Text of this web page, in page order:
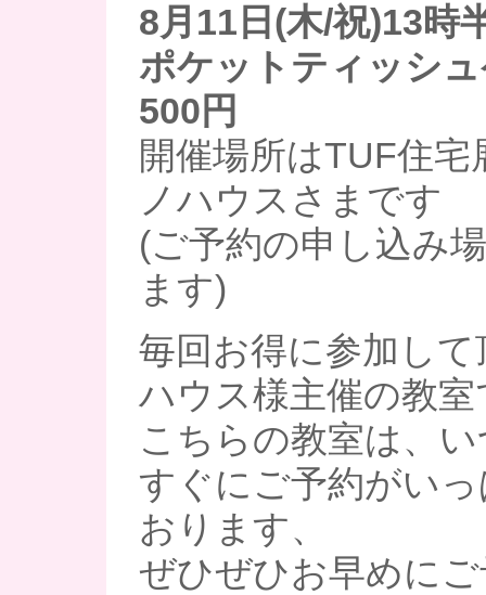
8月11日(木/祝)13時
ポケットティッシ
500円
開催場所はTUF住
ノハウスさまです
(ご予約の申し込み
ます)
毎回お得に参加し
ハウス様主催の教室
こちらの教室は、
すぐにご予約がい
おります、
ぜひぜひお早めに